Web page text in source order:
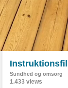
Sundhed og omsorg
1.433 views